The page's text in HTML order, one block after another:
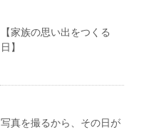
【家族の思い出をつくる
日】
写真を撮るから、その日が